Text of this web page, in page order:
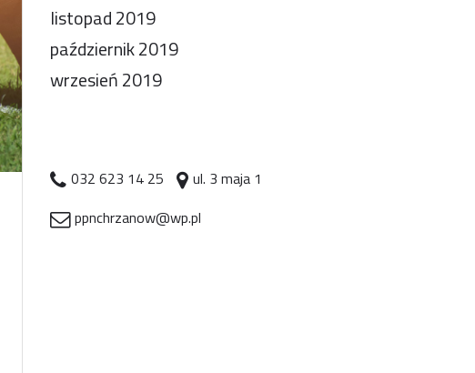
listopad 2019
październik 2019
wrzesień 2019
032 623 14 25
ul. 3 maja 1
ppnchrzanow@wp.pl